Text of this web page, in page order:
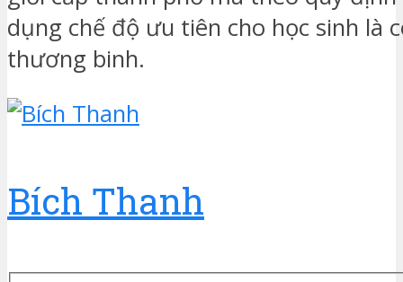
dụng chế độ ưu tiên cho học sinh là
thương binh.
Bích Thanh